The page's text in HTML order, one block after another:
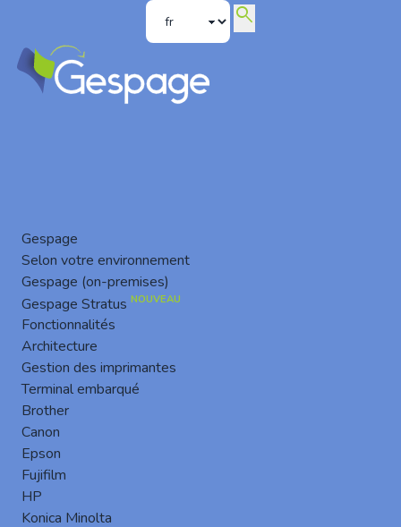
Gespage
Selon votre environnement
Gespage (on-premises)
Gespage Stratus NOUVEAU
Fonctionnalités
Architecture
Gestion des imprimantes
Terminal embarqué
Brother
Canon
Epson
Fujifilm
HP
Konica Minolta
search